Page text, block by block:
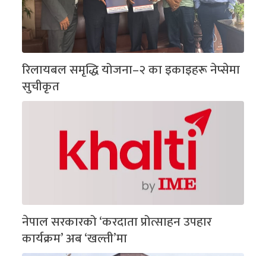
रिलायबल समृद्धि योजना–२ का इकाइहरू नेप्सेमा
सुचीकृत
नेपाल सरकारको ‘करदाता प्रोत्साहन उपहार
कार्यक्रम’ अब ‘खल्ती’मा